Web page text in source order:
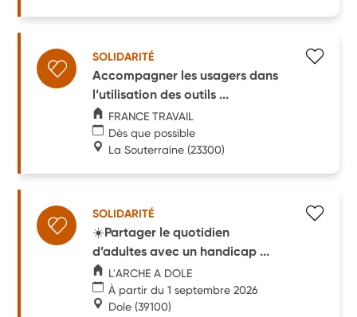
SOLIDARITÉ
Accompagner les usagers dans
l’utilisation des outils ...
FRANCE TRAVAIL
Dès que possible
La Souterraine (23300)
SOLIDARITÉ
☀️Partager le quotidien
d’adultes avec un handicap ...
L'ARCHE A DOLE
À partir du 1 septembre 2026
Dole (39100)